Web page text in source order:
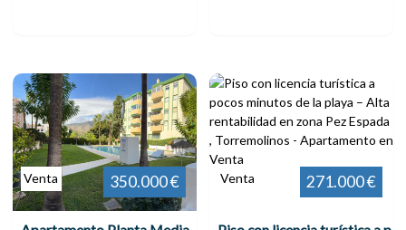
Venta 350.000 € Venta 271.000 €